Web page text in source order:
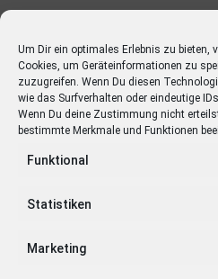
Um Dir ein optimales Erlebnis zu bieten,
Cookies, um Geräteinformationen zu
zuzugreifen. Wenn Du diesen
wie das Surfverhalten oder eindeutige
Wenn Du deine Zustimmung nicht
bestimmte Merkmale und Funktionen
Funktional
Statistiken
Marketing
STARS 4 years ago
Barbara
von